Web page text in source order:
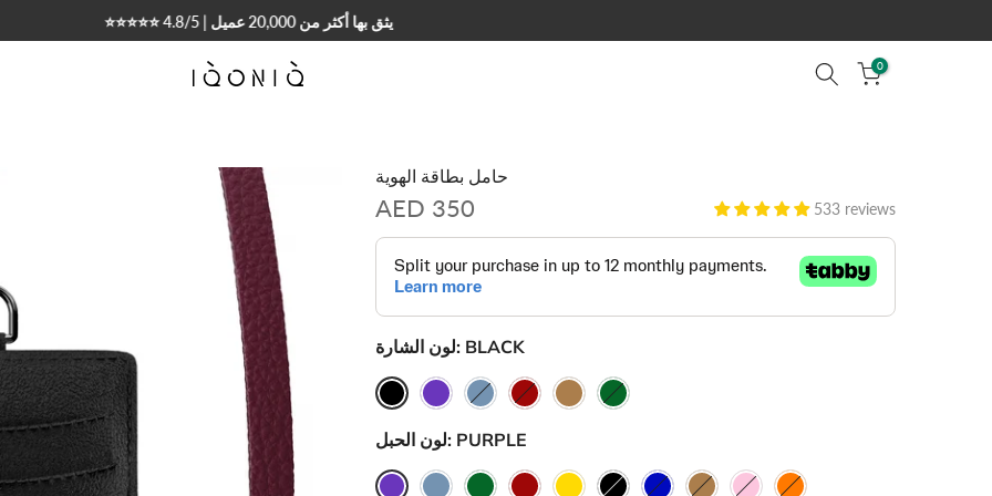
توصيل إلى جميع أنحاء العالم 🇦🇪🇸🇦🇰🇼🇶🇦
0
حامل بطاقة الهوية
AED 350 533 reviews
لون الشارة: BLACK
لون الحبل: PURPLE